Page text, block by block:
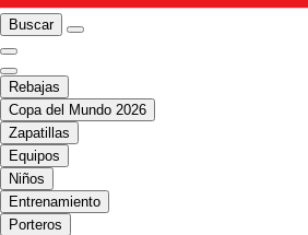
Buscar
Rebajas
Copa del Mundo 2026
Zapatillas
Equipos
Niños
Entrenamiento
Porteros